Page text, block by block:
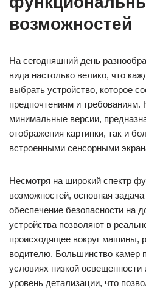
возможностей
На сегодняшний день
вида настолько велико, что
выбрать устройство, которое
предпочтениям и требованиям.
минимальные версии,
отображения картинки, так и
встроенными сенсорными
Несмотря на широкий спектр
возможностей, основная
обеспечение безопасности на
устройства позволяют в
происходящее вокруг машины,
водителю. Большинство камер
условиях низкой
уровень детализации, что